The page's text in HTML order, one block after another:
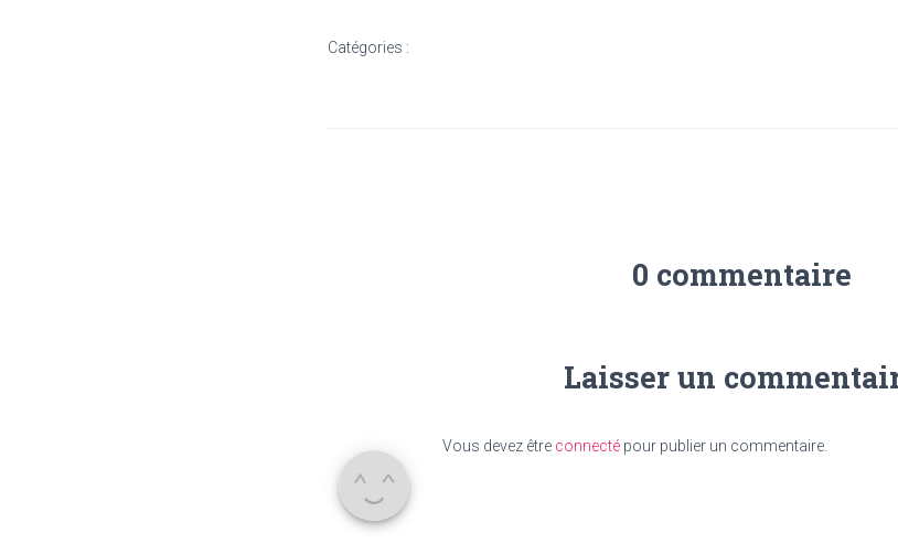
Catégories :
0 commentaire
Laisser un
Vous devez être connecté pour publier un commentaire.